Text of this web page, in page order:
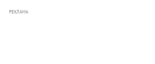
РЕКЛАМА